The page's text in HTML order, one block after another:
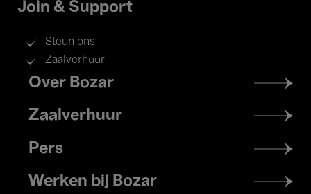
Join & Support
Steun ons
Zaalverhuur
Footer
menu
Over Bozar
Zaalverhuur
Pers
Werken bij Bozar